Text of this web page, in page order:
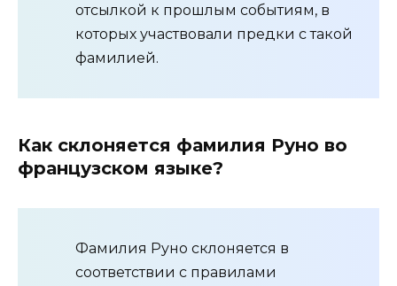
отсылкой к прошлым событиям, в
которых участвовали предки с такой
фамилией.
Как склоняется фамилия Руно во
французском языке?
Фамилия Руно склоняется в
соответствии с правилами